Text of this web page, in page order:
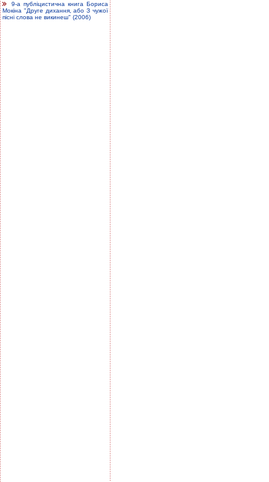
9-а публіцистична книга Бориса
Мокіна "Друге дихання, або З чужої
пісні слова не викинеш" (2006)